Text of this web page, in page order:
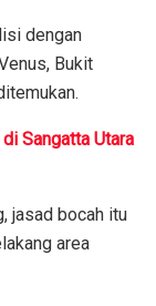
dengan
Bukit
Sangatta Utara
jasad bocah itu
area